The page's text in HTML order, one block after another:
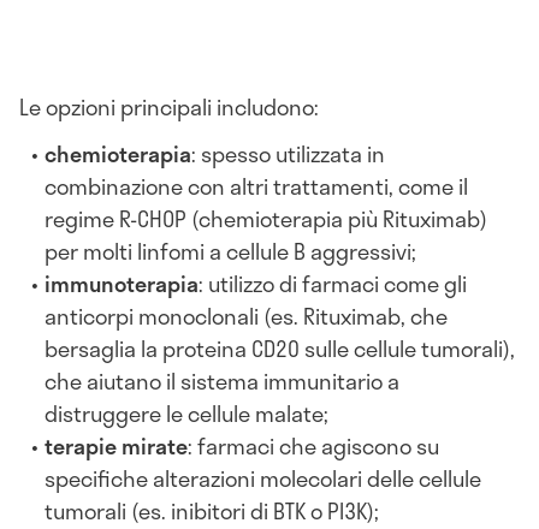
Le opzioni principali includono:
chemioterapia: spesso utilizzata in
combinazione con altri trattamenti, come il
regime R-CHOP (chemioterapia più Rituximab)
per molti linfomi a cellule B aggressivi;
immunoterapia: utilizzo di farmaci come gli
anticorpi monoclonali (es. Rituximab, che
bersaglia la proteina CD20 sulle cellule tumorali),
che aiutano il sistema immunitario a
distruggere le cellule malate;
terapie mirate: farmaci che agiscono su
specifiche alterazioni molecolari delle cellule
tumorali (es. inibitori di BTK o PI3K);